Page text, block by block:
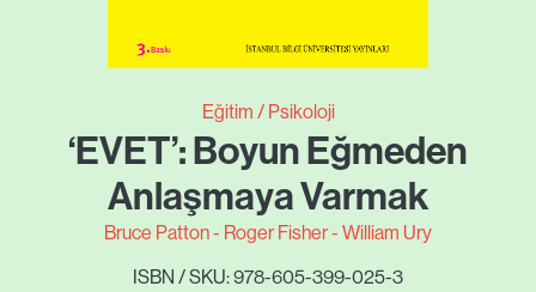
Eğitim Psikoloji
‘EVET’: Boyun Eğmeden
Anlaşmaya Varmak
Bruce Patton Roger Fisher William Ury
ISBN / SKU: 978-605-399-025-3